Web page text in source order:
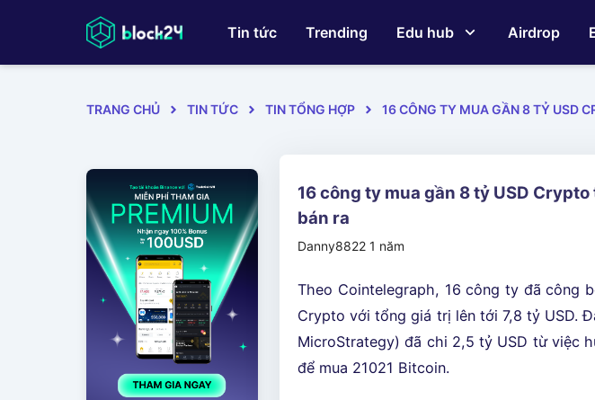
Tin tức Trending Edu hub Airdrop
TRANG CHỦ TIN TỨC TIN TỔNG HỢP 16 CÔNG TY MUA GẦN 8 TỶ USD
16 công ty mua gần 8 tỷ USD
bán ra
Danny8822 1 năm
Theo Cointelegraph, 16 công ty đã công
Crypto với tổng giá trị lên tới 7,8 tỷ USD.
MicroStrategy) đã chi 2,5 tỷ USD từ việc
để mua 21021 Bitcoin.